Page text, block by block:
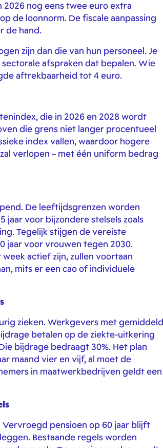
2026 nog eens twee euro extra
de loonnorm. De fiscale aanpassing
de hand.
zijn dan die van hun personeel. Je
afspraken dat bepalen. Wie
aftrekbaarheid tot 4 euro.
die in 2026 en 2028 wordt
die grens niet langer procentueel
index vallen, waardoor hogere
verlopen – met één uniform bedrag
De leeftijdsgrenzen worden
jaar voor bijzondere stelsels zoals
Tegelijk stijgen de vereiste
jaar voor vrouwen tegen 2030.
actief zijn, zullen voortaan
mits er een cao of individuele
zieken. Werkgevers met gemiddeld
betalen op de ziekte-uitkering
bijdrage bedraagt 30%. Het plan
maand vier en vijf, al moet de
in maatwerkbedrijven geldt een
pensioen op 60 jaar blijft
Bestaande regels worden